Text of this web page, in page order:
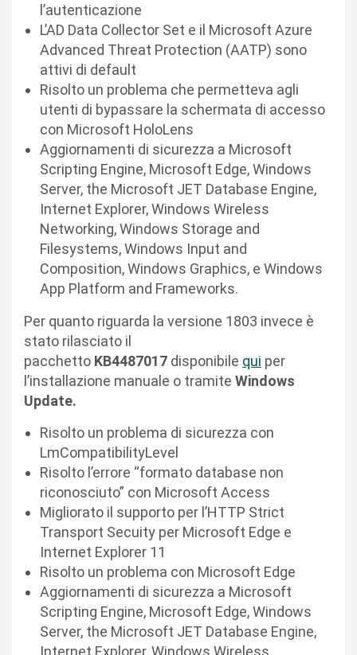
l’autenticazione
L’AD Data Collector Set e il Microsoft Azure
Advanced Threat Protection (AATP) sono
attivi di default
Risolto un problema che permetteva agli
utenti di bypassare la schermata di accesso
con Microsoft HoloLens
Aggiornamenti di sicurezza a Microsoft
Scripting Engine, Microsoft Edge, Windows
Server, the Microsoft JET Database Engine,
Internet Explorer, Windows Wireless
Networking, Windows Storage and
Filesystems, Windows Input and
Composition, Windows Graphics, e Windows
App Platform and Frameworks.
Per quanto riguarda la versione 1803 invece è
stato rilasciato il
pacchetto KB4487017 disponibile qui per
l’installazione manuale o tramite Windows
Update.
Risolto un problema di sicurezza con
LmCompatibilityLevel
Risolto l’errore “formato database non
riconosciuto” con Microsoft Access
Migliorato il supporto per l’HTTP Strict
Transport Secuity per Microsoft Edge e
Internet Explorer 11
Risolto un problema con Microsoft Edge
Aggiornamenti di sicurezza a Microsoft
Scripting Engine, Microsoft Edge, Windows
Server, the Microsoft JET Database Engine,
Internet Explorer, Windows Wireless